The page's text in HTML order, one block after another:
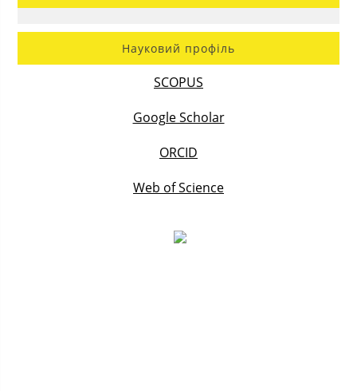
Науковий профіль
SCOPUS
Google Scholar
ORCID
Web of Science